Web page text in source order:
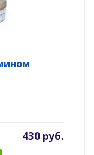
430 руб.